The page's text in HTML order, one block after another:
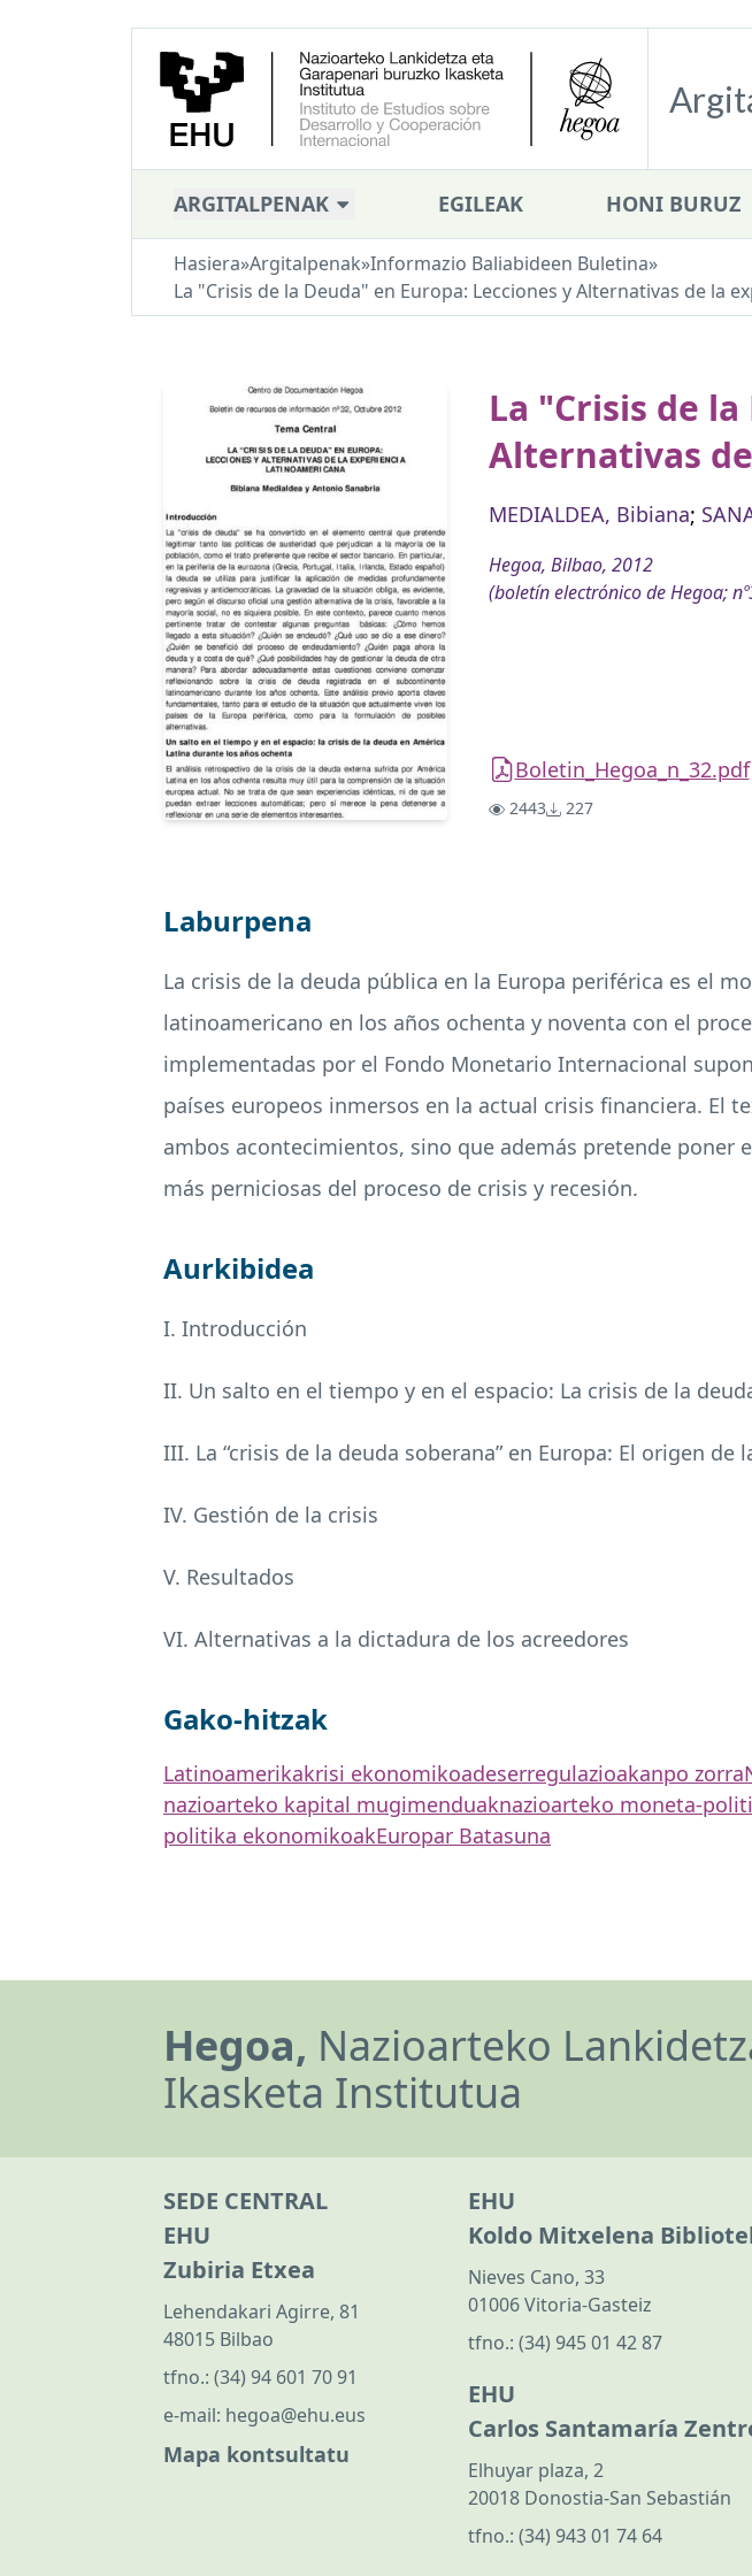
ARGITALPENAK EGILEAK HONI BURUZ
Hasiera»Argitalpenak»Informazio Baliabideen Buletina»
La "Crisis de la Deuda" en Europa: Lecciones y Alternativas de la
La "Crisis de
Alternativas
MEDIALDEA, Bibiana;
Hegoa, Bilbao, 2012
(boletín electrónico de Hegoa;
Boletin_Hegoa_n_32.pdf
2443 227
Laburpena
La crisis de la deuda pública en la Europa periférica es el
latinoamericano en los años ochenta y noventa con el
implementadas por el Fondo Monetario Internacional
países europeos inmersos en la actual crisis financiera. El
ambos acontecimientos, sino que además pretende poner
más perniciosas del proceso de crisis y recesión.
Aurkibidea
I. Introducción
II. Un salto en el tiempo y en el espacio: La crisis de la
III. La “crisis de la deuda soberana” en Europa: El origen de
IV. Gestión de la crisis
V. Resultados
VI. Alternativas a la dictadura de los acreedores
Gako-hitzak
Latinoamerikakrisi ekonomikoadeserregulazioakanpo zorra
nazioarteko kapital mugimenduaknazioarteko moneta-
politika ekonomikoakEuropar Batasuna
Hegoa, Nazioarteko
Ikasketa Institutua
SEDE CENTRAL
EHU
Zubiria Etxea
Lehendakari Agirre, 81
48015 Bilbao
tfno.: (34) 94 601 70 91
e-mail: hegoa@ehu.eus
Mapa kontsultatu
EHU
Koldo Mitxelena
Nieves Cano, 33
01006 Vitoria-Gasteiz
tfno.: (34) 945 01 42 87
EHU
Carlos Santamaría
Elhuyar plaza, 2
20018 Donostia-San Sebastián
tfno.: (34) 943 01 74 64